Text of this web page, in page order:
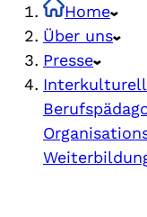
Home
Über uns
Presse